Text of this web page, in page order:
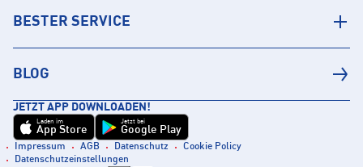
BESTER SERVICE
BLOG
JETZT APP DOWNLOADEN!
Laden im
App Store
Jetzt bei
Google Play
Impressum AGB Datenschutz
Cookie Policy
Datenschutzeinstellungen